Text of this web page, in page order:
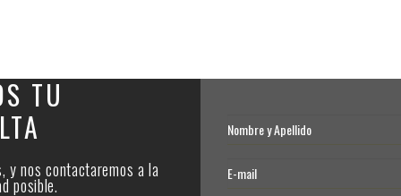
TU
y nos contactaremos a la
posible.